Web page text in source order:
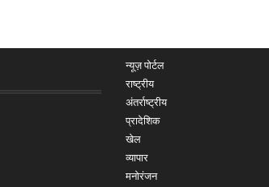
न्यूज़ पोर्टल
राष्ट्रीय
अंतर्राष्ट्रीय
प्रादेशिक
खेल
व्यापार
मनोरंजन